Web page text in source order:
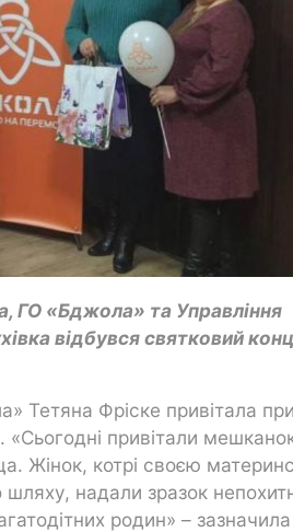
ГО «Бджола» та Управління
відбувся святковий
Тетяна Фріске привітала
привітали
Жінок, котрі своєю
надали зразок
родин» – зазначила